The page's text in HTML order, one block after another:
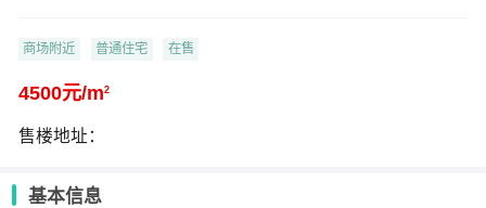
商场附近 普通住宅 在售
4500元/m2
售楼地址：
基本信息